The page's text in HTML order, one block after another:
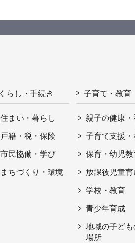
くらし・手続き
住まい・暮らし
戸籍・税・保険
市民協働・学び
まちづくり・環境
子育て・教育
親子の健康・
子育て支援・
保育・幼児教
放課後児童育
学校・教育
青少年育成
地域の子ども
場所